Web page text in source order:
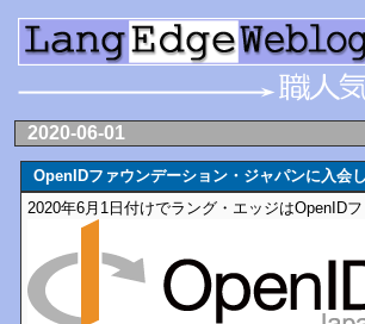
2020-06-01
OpenIDファウンデーション・ジャパンに入
2020年6月1日付けでラング・エッジはOpenID